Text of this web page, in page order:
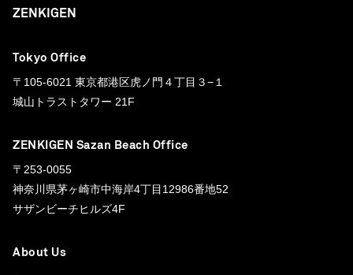
ZENKIGEN
Tokyo Office
〒105-6021 東京都港区虎ノ門４丁目３−１
城山トラストタワー 21F
ZENKIGEN Sazan Beach Office
〒253-0055
神奈川県茅ヶ崎市中海岸4丁目12986番地52
サザンビーチヒルズ4F
About Us